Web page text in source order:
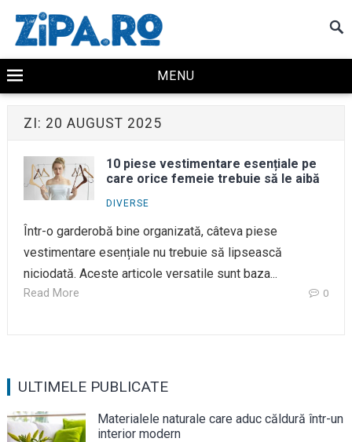
MENU
ZI: 20 AUGUST 2025
10 piese vestimentare esențiale pe
care orice femeie trebuie să le aibă
DIVERSE
Într-o garderobă bine organizată, câteva piese
vestimentare esențiale nu trebuie să lipsească
niciodată. Aceste articole versatile sunt baza...
Read More 0
ULTIMELE PUBLICATE
Materialele naturale care aduc căldură într-un
interior modern